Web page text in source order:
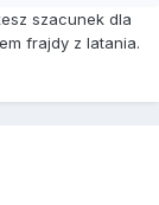
szacunek dla
frajdy z latania.